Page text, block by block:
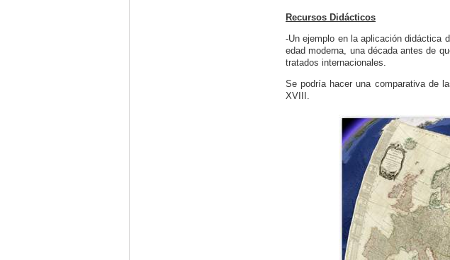
Recursos Didácticos
-Un ejemplo en la aplicación didáctica
edad moderna, una década antes de
tratados internacionales.
Se podría hacer una comparativa de
XVIII.